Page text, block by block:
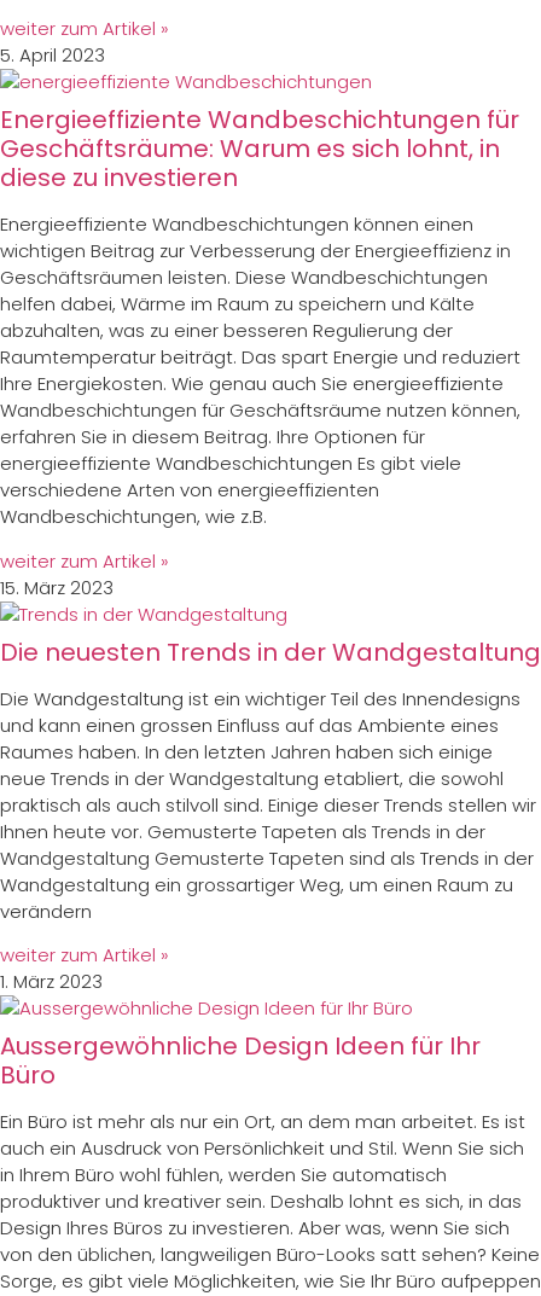
weiter zum Artikel »
5. April 2023
Energieeffiziente Wandbeschichtungen für
Geschäftsräume: Warum es sich lohnt, in
diese zu investieren
Energieeffiziente Wandbeschichtungen können einen
wichtigen Beitrag zur Verbesserung der Energieeffizienz in
Geschäftsräumen leisten. Diese Wandbeschichtungen
helfen dabei, Wärme im Raum zu speichern und Kälte
abzuhalten, was zu einer besseren Regulierung der
Raumtemperatur beiträgt. Das spart Energie und reduziert
Ihre Energiekosten. Wie genau auch Sie energieeffiziente
Wandbeschichtungen für Geschäftsräume nutzen können,
erfahren Sie in diesem Beitrag. Ihre Optionen für
energieeffiziente Wandbeschichtungen Es gibt viele
verschiedene Arten von energieeffizienten
Wandbeschichtungen, wie z.B.
weiter zum Artikel »
15. März 2023
Die neuesten Trends in der Wandgestaltung
Die Wandgestaltung ist ein wichtiger Teil des Innendesigns
und kann einen grossen Einfluss auf das Ambiente eines
Raumes haben. In den letzten Jahren haben sich einige
neue Trends in der Wandgestaltung etabliert, die sowohl
praktisch als auch stilvoll sind. Einige dieser Trends stellen wir
Ihnen heute vor. Gemusterte Tapeten als Trends in der
Wandgestaltung Gemusterte Tapeten sind als Trends in der
Wandgestaltung ein grossartiger Weg, um einen Raum zu
verändern
weiter zum Artikel »
1. März 2023
Aussergewöhnliche Design Ideen für Ihr
Büro
Ein Büro ist mehr als nur ein Ort, an dem man arbeitet. Es ist
auch ein Ausdruck von Persönlichkeit und Stil. Wenn Sie sich
in Ihrem Büro wohl fühlen, werden Sie automatisch
produktiver und kreativer sein. Deshalb lohnt es sich, in das
Design Ihres Büros zu investieren. Aber was, wenn Sie sich
von den üblichen, langweiligen Büro-Looks satt sehen? Keine
Sorge, es gibt viele Möglichkeiten, wie Sie Ihr Büro aufpeppen